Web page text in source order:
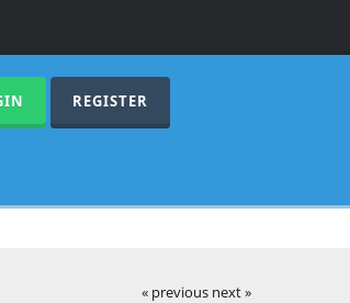
REGISTER
« previous next »